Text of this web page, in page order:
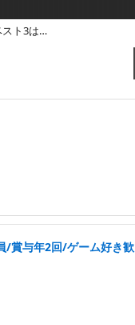
スト3は…
/賞与年2回/ゲーム好き歓